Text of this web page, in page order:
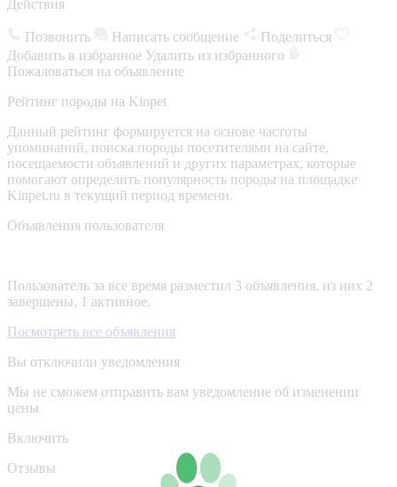
Действия
Позвонить Написать сообщение
Поделиться
Добавить в избранное Удалить из избранного
Пожаловаться на объявление
Рейтинг породы на Kinpet
Данный рейтинг формируется на основе частоты
упоминаний, поиска породы посетителями на сайте,
посещаемости объявлений и других параметрах, которые
помогают определить популярность породы на площадке
Kinpet.ru в текущий период времени.
Объявления пользователя
Пользователь за все время разместил 3 объявления, из них 2
завершены, 1 активное.
Посмотреть все объявления
Вы отключили уведомления
Мы не сможем отправить вам уведомление об изменении
цены
Включить
Отзывы